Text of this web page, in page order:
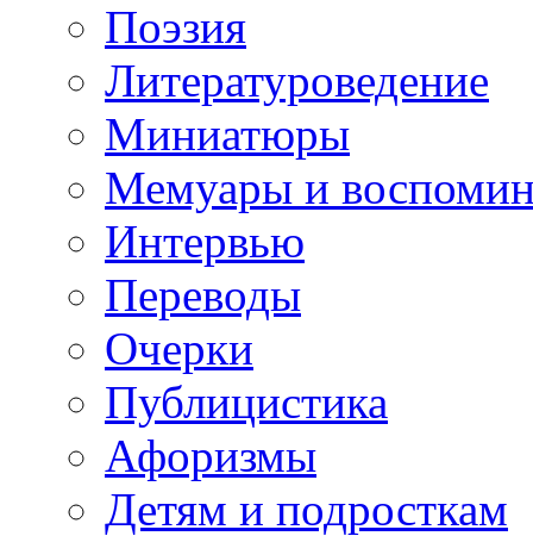
Поэзия
Литературоведение
Миниатюры
Мемуары и
Интервью
Переводы
Очерки
Публицистика
Афоризмы
Детям и подросткам